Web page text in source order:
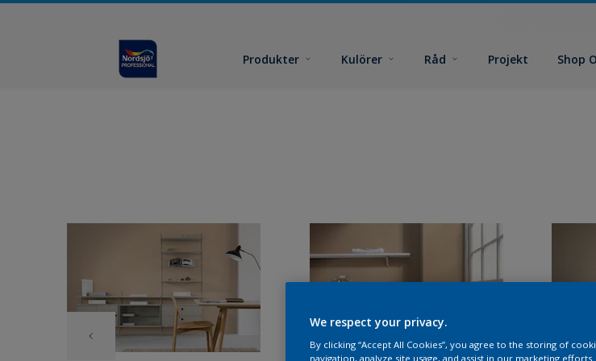
Produkter Kulörer Råd Projekt Shop
We respect your privacy.
By clicking “Accept All Cookies”, you agree to the storing of
navigation, analyze site usage, and assist in our marketing efforts.